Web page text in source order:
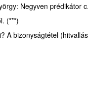
Negyven prédikátor
(***)
A bizonyságtétel